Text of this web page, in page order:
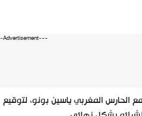
---Advertisement---